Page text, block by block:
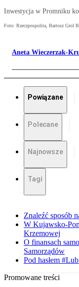
Inwestycja w Promniku
Foto: Rzeczpospolita, Bartosz Grol
Aneta Wieczerzak-
Powiązane
Polecane
Najnowsze
Tagi
Znaleźć sposób
W Kujawsko-
Krzemowej
O finansach
Samorządów
Pod hasłem
Promowane treści